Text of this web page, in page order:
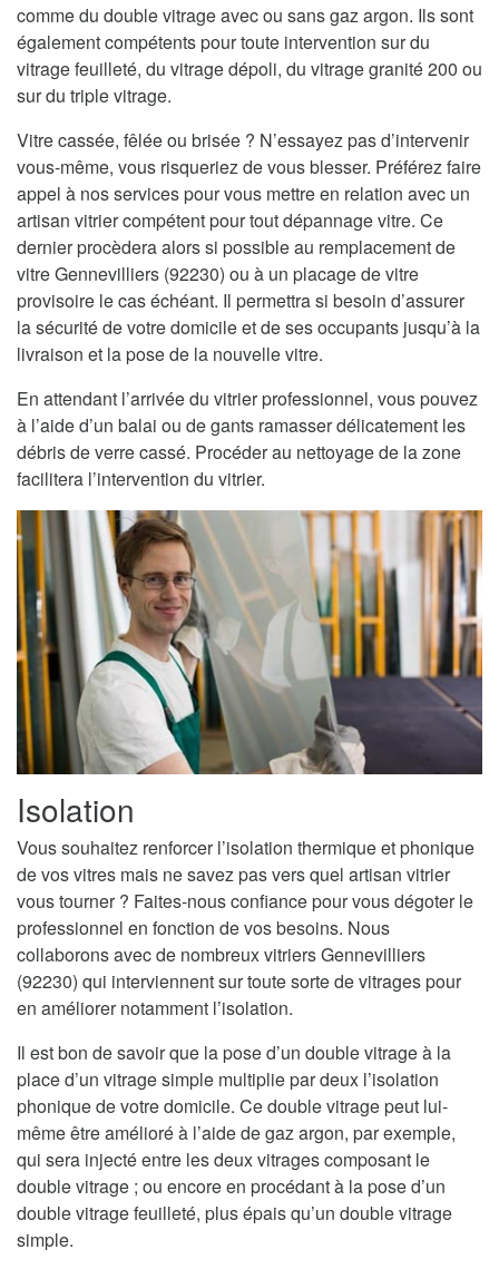
comme du double vitrage avec ou sans gaz argon. Ils sont
également compétents pour toute intervention sur du
vitrage feuilleté, du vitrage dépoli, du vitrage granité 200 ou
sur du triple vitrage.
Vitre cassée, fêlée ou brisée ? N’essayez pas d’intervenir
vous-même, vous risqueriez de vous blesser. Préférez faire
appel à nos services pour vous mettre en relation avec un
artisan vitrier compétent pour tout dépannage vitre. Ce
dernier procèdera alors si possible au remplacement de
vitre Gennevilliers (92230) ou à un placage de vitre
provisoire le cas échéant. Il permettra si besoin d’assurer
la sécurité de votre domicile et de ses occupants jusqu’à la
livraison et la pose de la nouvelle vitre.
En attendant l’arrivée du vitrier professionnel, vous pouvez
à l’aide d’un balai ou de gants ramasser délicatement les
débris de verre cassé. Procéder au nettoyage de la zone
facilitera l’intervention du vitrier.
Isolation
Vous souhaitez renforcer l’isolation thermique et phonique
de vos vitres mais ne savez pas vers quel artisan vitrier
vous tourner ? Faites-nous confiance pour vous dégoter le
professionnel en fonction de vos besoins. Nous
collaborons avec de nombreux vitriers Gennevilliers
(92230) qui interviennent sur toute sorte de vitrages pour
en améliorer notamment l’isolation.
Il est bon de savoir que la pose d’un double vitrage à la
place d’un vitrage simple multiplie par deux l’isolation
phonique de votre domicile. Ce double vitrage peut lui-
même être amélioré à l’aide de gaz argon, par exemple,
qui sera injecté entre les deux vitrages composant le
double vitrage ; ou encore en procédant à la pose d’un
double vitrage feuilleté, plus épais qu’un double vitrage
simple.